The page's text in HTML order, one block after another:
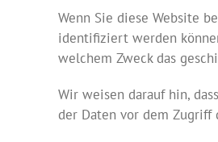
Wenn Sie diese Website
identifiziert werden
welchem Zweck das
Wir weisen darauf hin,
der Daten vor dem